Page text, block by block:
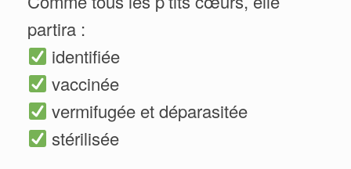
partira :
identifiée
vaccinée
vermifugée et déparasitée
stérilisée